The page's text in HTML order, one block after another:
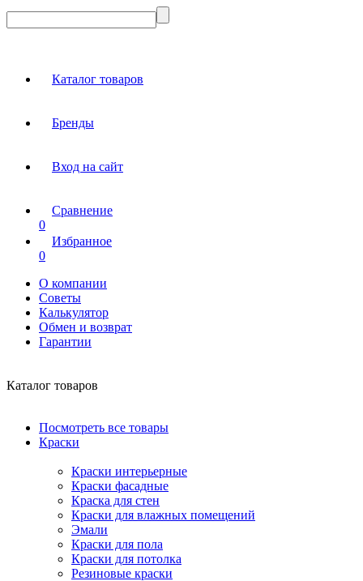
Каталог товаров
Бренды
Вход на сайт
Сравнение
0
Избранное
0
О компании
Советы
Калькулятор
Обмен и возврат
Гарантии
Каталог товаров
Посмотреть все товары
Краски
Краски интерьерные
Краски фасадные
Краска для стен
Краски для влажных помещений
Эмали
Краски для пола
Краски для потолка
Резиновые краски